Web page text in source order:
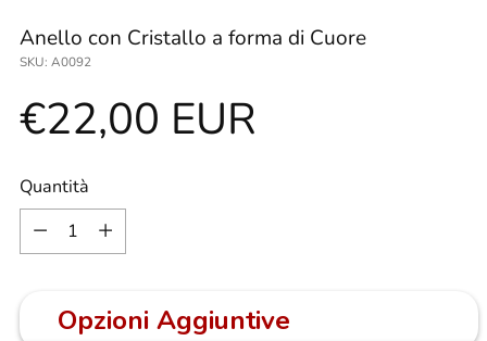
Anello con Cristallo a forma di Cuore
SKU: A0092
Prezzo
di
listino
€22,00 EUR
Quantità
Quantità
Opzioni Aggiuntive